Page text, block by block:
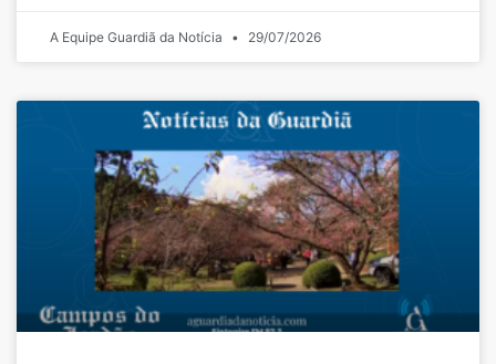
A Equipe Guardiã da Notícia 29/07/2026